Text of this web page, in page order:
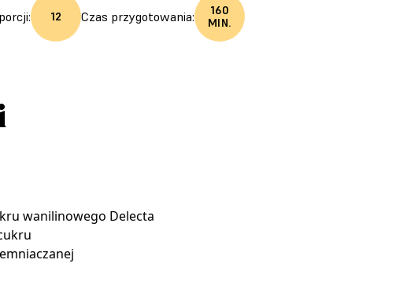
12 Czas przygotowania:
160
MIN.
wanilinowego Delecta